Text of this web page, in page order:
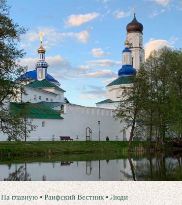
На главную •Раифский Вестник •Люди